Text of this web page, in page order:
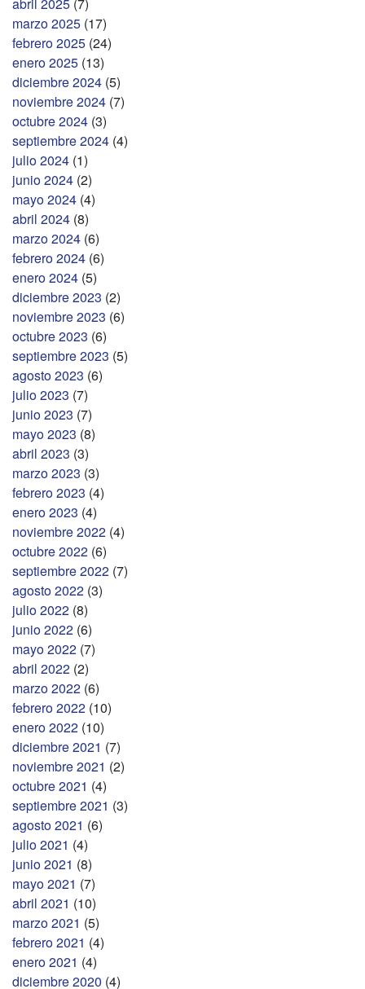
marzo 2025 (17)
febrero 2025 (24)
enero 2025 (13)
diciembre 2024 (5)
noviembre 2024 (7)
octubre 2024 (3)
septiembre 2024 (4)
julio 2024 (1)
junio 2024 (2)
mayo 2024 (4)
abril 2024 (8)
marzo 2024 (6)
febrero 2024 (6)
enero 2024 (5)
diciembre 2023 (2)
noviembre 2023 (6)
octubre 2023 (6)
septiembre 2023 (5)
agosto 2023 (6)
julio 2023 (7)
junio 2023 (7)
mayo 2023 (8)
abril 2023 (3)
marzo 2023 (3)
febrero 2023 (4)
enero 2023 (4)
noviembre 2022 (4)
octubre 2022 (6)
septiembre 2022 (7)
agosto 2022 (3)
julio 2022 (8)
junio 2022 (6)
mayo 2022 (7)
abril 2022 (2)
marzo 2022 (6)
febrero 2022 (10)
enero 2022 (10)
diciembre 2021 (7)
noviembre 2021 (2)
octubre 2021 (4)
septiembre 2021 (3)
agosto 2021 (6)
julio 2021 (4)
junio 2021 (8)
mayo 2021 (7)
abril 2021 (10)
marzo 2021 (5)
febrero 2021 (4)
enero 2021 (4)
diciembre 2020 (4)